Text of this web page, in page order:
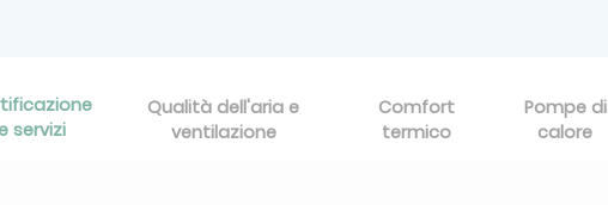
servizi
Qualità dell'aria e
ventilazione
Comfort
termico
Pompe di
calore